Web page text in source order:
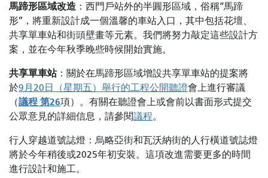
馬蹄形區域改造 ：西門戶站外的半圓形區域，俗稱“馬蹄
形”，將重新設計成一個溫馨的車站入口，其中包括花壇、
共享單車站和街頭壁畫等元素。我們將努力敲定這些設計方
案，並在今年秋季晚些時候開始實施。
共享單車站：關於在馬蹄形區域增設共享單車站的提案將
於9月20日（星期五）舉行的工程公開聽證會上進行審議
（議程 第26項）。有關在聽證會上或會前以書面形式提交
公眾意見的詳細信息，請參閱議程。
行人穿越道號誌燈：烏略亞街和瓦沃納街的人行橫道號誌燈
將於今年稍後或2025年初安裝。這項改進需要更多的時間
進行設計和施工。